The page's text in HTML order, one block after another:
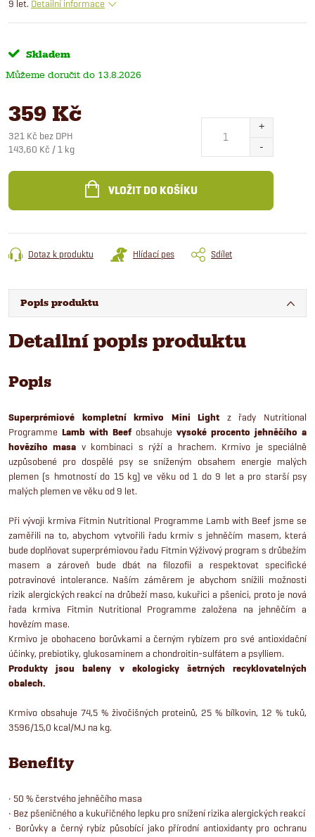
9 let. Detailní informace
Skladem
13.8.2026
359 Kč
321 Kč bez DPH
Měrná
143,60 Kč / 1 kg
VLOŽIT DO KOŠÍKU
Dotaz k produktu Hlídací pes Sdílet
Popis produktu
Detailní popis produktu
Popis
Superprémiové kompletní krmivo Mini Light z řady Nutritional
Programme Lamb with Beef obsahuje vysoké procento jehněčího a
hovězího masa v kombinaci s rýží a hrachem. Krmivo je speciálně
uzpůsobené pro dospělé psy se sníženým obsahem energie malých
plemen (s hmotností do 15 kg) ve věku od 1 do 9 let a pro starší psy
malých plemen ve věku od 9 let.
Při vývoji krmiva Fitmin Nutritional Programme Lamb with Beef jsme se
zaměřili na to, abychom vytvořili řadu krmiv s jehněčím masem, která
bude doplňovat superprémiovou řadu Fitmin Výživový program s drůbežím
masem a zároveň bude dbát na filozofii a respektovat specifické
potravinové intolerance. Naším záměrem je abychom snížili možnosti
rizik alergických reakcí na drůbeží maso, kukuřici a pšenici, proto je nová
řada krmiva Fitmin Nutritional Programme založena na jehněčím a
hovězím mase.
Krmivo je obohaceno borůvkami a černým rybízem pro své antioxidační
účinky, prebiotiky, glukosaminem a chondroitin-sulfátem a psylliem.
Produkty jsou baleny v ekologicky šetrných recyklovatelných
obalech.
Krmivo obsahuje 74,5 % živočišných proteinů, 25 % bílkovin, 12 % tuků,
3596/15,0 kcal/MJ na kg.
Benefity
• 50 % čerstvého jehněčího masa
• Bez pšeničného a kukuřičného lepku pro snížení rizika alergických reakcí
• Borůvky a černý rybíz působící jako přírodní antioxidanty pro ochranu